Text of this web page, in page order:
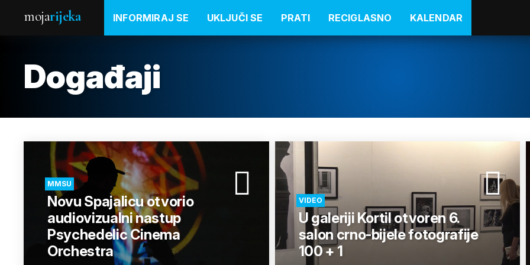
mojarijeka INFORMIRAJ SE UKLJUČI SE PRATI RECIGLASNO KALENDAR
Događaji
MMSU
Novu Spajalicu otvorio
audiovizualni nastup
Psychedelic Cinema
Orchestra
VIDEO
U galeriji Kortil otvoren 6.
salon crno-bijele fotografije
100 + 1